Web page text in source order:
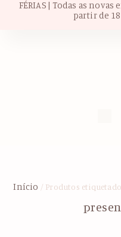
FÉRIAS | Todas as
partir de 18
Início / Produtos